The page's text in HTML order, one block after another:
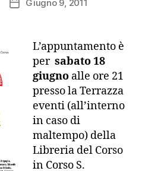
DataGiugno 9, 2011
L’appuntamento è
per sabato 18
giugno alle ore 21
presso la Terrazza
eventi (all’interno
in caso di
maltempo) della
Libreria del Corso
in Corso S.